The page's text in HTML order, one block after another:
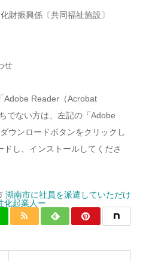
財振興係〔共同福祉施設〕
せ
Adobe Reader（Acrobat
でない方は、左記の「Adobe
ウンロードボタンをクリックし
し、インストールしてくださ
湖南市に社員を派遣していただけ
化起業人ー